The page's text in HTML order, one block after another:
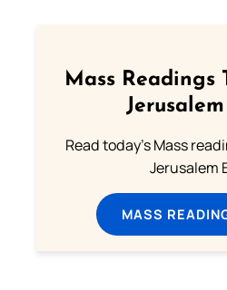
Mass Readings
Read today's Mass
Jerusalem
MASS